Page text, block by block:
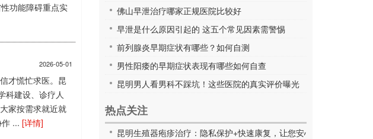
功能障碍重点实
2026-05-01
才慌忙求医。昆
科建设、诊疗人
家按需求就近就
... [详情]
佛山早泄治疗哪家正规医院比较好
早泄是什么原因引起的 这五个常见因素需警惕
前列腺炎早期症状有哪些？如何自测
男性阳痿的早期症状表现有哪些如何自查
昆明男人看男科不踩坑！这些医院的真实评价曝光
热点关注
昆明生殖器疱疹治疗：隐私保护+快速康复，让您安心无忧